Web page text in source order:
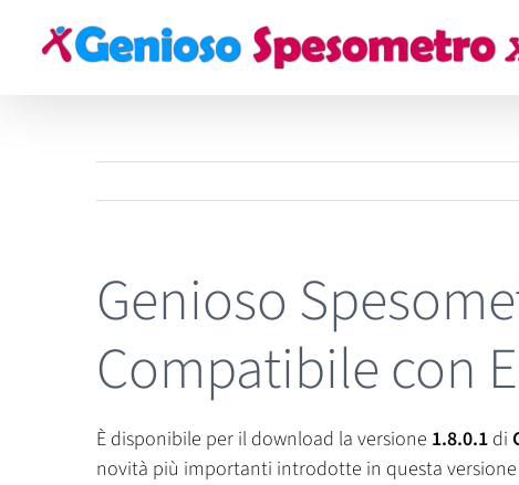
Genioso
Compatibile con
È disponibile per il download la versione 1.8.0.1 di
novità più importanti introdotte in questa